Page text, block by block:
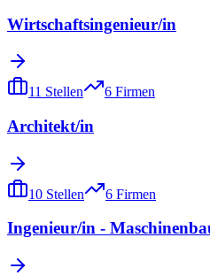
Wirtschaftsingenieur/in
11 Stellen 6 Firmen
Architekt/in
10 Stellen 6 Firmen
Ingenieur/in -